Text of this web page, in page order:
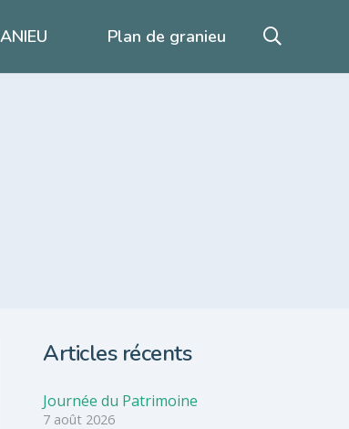
Plan de granieu
Articles récents
Journée du Patrimoine
7 août 2026